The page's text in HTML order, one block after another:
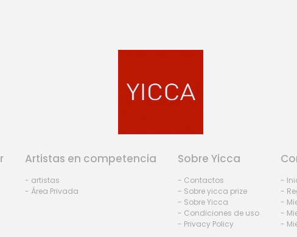
Artistas en competencia
- artistas
- Área Privada
Sobre Yicca
- Contactos
- Sobre yicca prize
- Sobre Yicca
- Condiciones de uso
- Privacy Policy
-
-
-
-
-